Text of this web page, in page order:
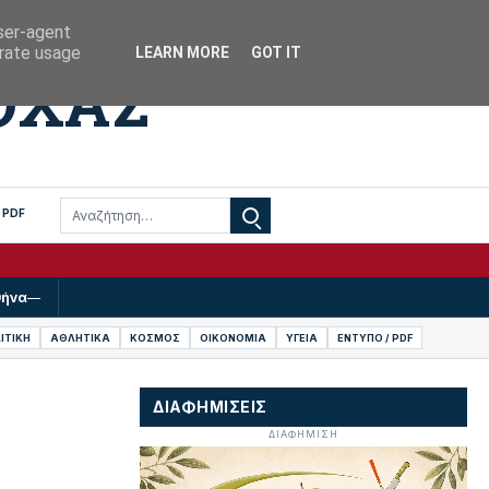
—
ΑΘΛΗΤΙΚΑ ΚΟΣΜΟΣ ΟΙΚΟΝΟΜΙΑ ΥΓΕΙΑ ΕΝΤΥΠΟ / PDF
ΔΙΑΦΗΜΙΣΕΙΣ
ΔΙΑΦΗΜΙΣΗ
agent
usage
LEARN MORE GOT IT